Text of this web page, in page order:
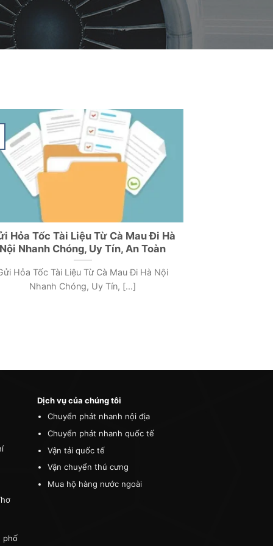
Hỏa Tốc Tài Liệu Từ Cà Mau Đi Hà
Nội Nhanh Chóng, Uy Tín, An Toàn
Gửi Hỏa Tốc Tài Liệu Từ Cà Mau Đi Hà Nội
Nhanh Chóng, Uy Tín, [...]
Chuyển phát nhanh nội địa
Chuyển phát nhanh quốc tế
Vận tải quốc tế
Vận chuyển thú cưng
Mua hộ hàng nước ngoài